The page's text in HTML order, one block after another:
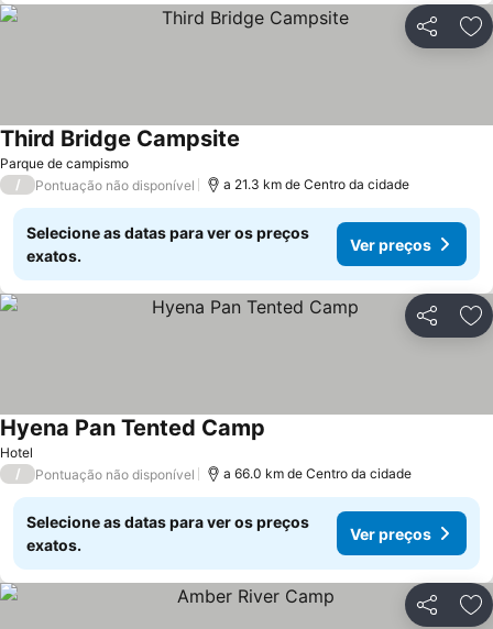
Partilhar
Parque de campismo
Third Bridge Campsite
/ Pontuação não disponível a 21.3 km de Centro da cidade
Selecione as datas para ver os preços
exatos.
Ver preços
Partilhar
Hotel
Hyena Pan Tented Camp
/ Pontuação não disponível a 66.0 km de Centro da cidade
Selecione as datas para ver os preços
exatos.
Ver preços
Partilhar